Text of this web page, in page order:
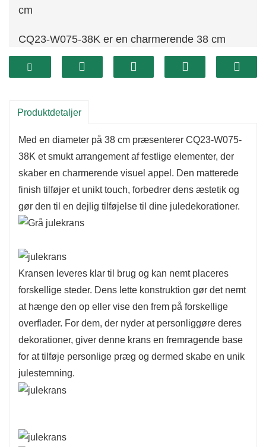
cm
CQ23-W075-38K er en charmerende 38 cm
frostet krans, der giver et finurligt præg til din
juledekoration.
matteret finish og livlige juledetaljer er denne
i dit hjem.
Dens kompakte størrelse muliggør alsidig
placering, hvilket gør den ideel til døre, vægge
eller som en del af et dekorativt arrangement.
Denne krans er lavet af materialer af høj kvalitet
og designet til at være holdbar, hvilket sikrer, at
højtider.
Det miljøvenlige design understreger
bæredygtighed, så du kan fejre ansvarligt, mens
du nyder sæsonens charme.
Produktdetaljer
Med en diameter på 38 cm præsenterer CQ23-W075-
38K et smukt arrangement af festlige elementer, der
skaber en charmerende visuel appel. Den matterede
finish tilføjer et unikt touch, forbedrer dens æstetik og
gør den til en dejlig tilføjelse til dine juledekorationer.
Kransen leveres klar til brug og kan nemt placeres
forskellige steder. Dens lette konstruktion gør det nemt
at hænge den op eller vise den frem på forskellige
overflader. For dem, der nyder at personliggøre deres
dekorationer, giver denne krans en fremragende base
for at tilføje personlige præg og dermed skabe en unik
julestemning.